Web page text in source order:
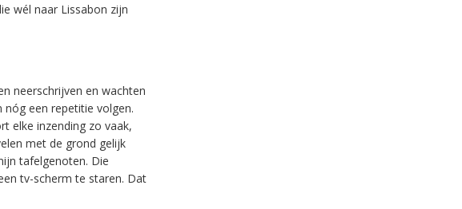
wél naar Lissabon zijn
neerschrijven en wachten
een repetitie volgen.
elke inzending zo vaak,
met de grond gelijk
tafelgenoten. Die
tv-scherm te staren. Dat